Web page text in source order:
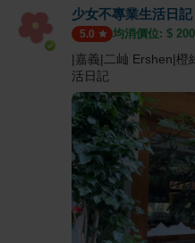
少女不專業生活日記
5.0 均消價位: $ 200
|嘉義|二屾 Ershen|橙
活日記